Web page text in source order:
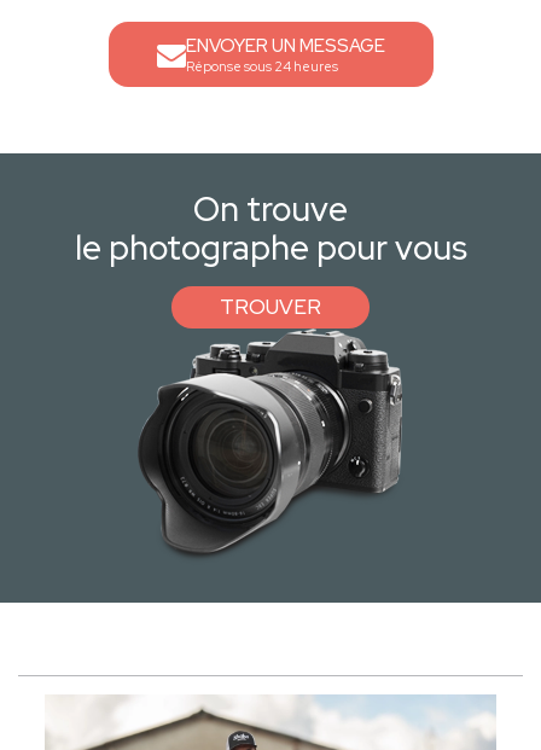
ENVOYER UN MESSAGE
Réponse sous 24 heures
On trouve
le photographe pour vous
TROUVER